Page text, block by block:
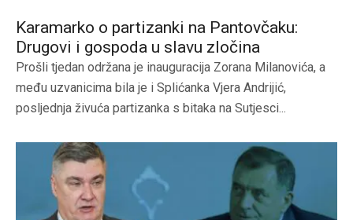
Karamarko o partizanki na Pantovčaku:
Drugovi i gospoda u slavu zločina
Prošli tjedan održana je inauguracija Zorana Milanovića, a
među uzvanicima bila je i Splićanka Vjera Andrijić,
posljednja živuća partizanka s bitaka na Sutjesci...